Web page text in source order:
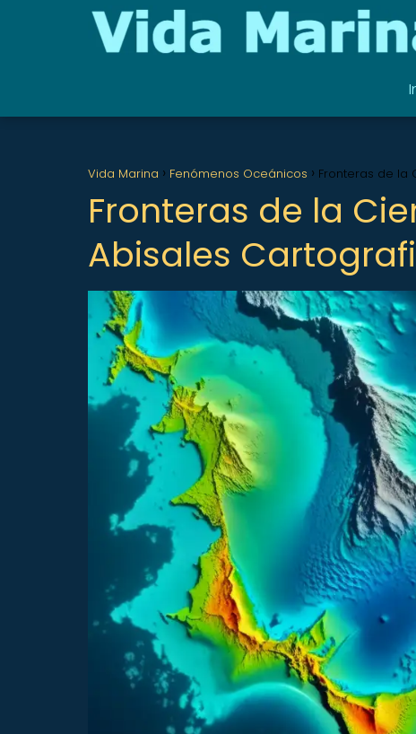
Vida Marina Fenómenos Oceánicos Fronteras de la
Fronteras de la
Abisales